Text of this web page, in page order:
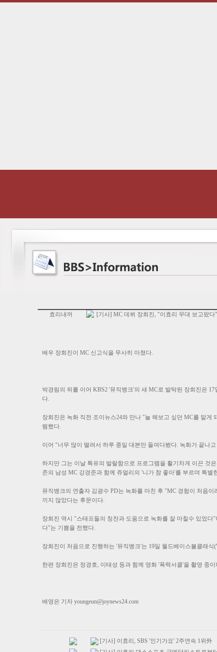
효리내꺼 [기사] MC 데뷔 장희진, "이효리 무대 보고팠다
배우 장희진이 MC 신고식을 무사히 마쳤다.
박경림의 뒤를 이어 KBS2 '뮤직뱅크'의 새 MC로 발탁된 장희진은
다.
장희진은 녹화 직전 조이뉴스24와 만나 "늘 해보고 싶던 MC를 맡
띔했다.
이어 "너무 많이 떨려서 하루 종일 대본만 들여다봤다. 녹화가 끝나
하지만 그는 이날 특유의 발랄함으로 프로그램을 활기차게 이끈 것
존의 남성 MC 강경준과 함께 쥬얼리의 '니가 참 좋아'를 부르며 특별
뮤직뱅크의 연출자 김광수 PD는 녹화를 마친 후 "MC 경험이 처음
끼지 않았다는 후문이다.
장희진 역시 "스태프들의 칭찬과 도움으로 녹화를 잘 마칠수 있었
다"는 기쁨을 전했다.
장희진이 처음으로 진행하는 '뮤직뱅크'는 19일 월드베이스볼클래
한편 장희진은 정경호, 이태성 등과 함께 영화 '폭력서클'을 촬영 중
배영은 기자youngeun@joynews24.com
[기사] 이효리, SBS '인기가요' 2주연속 1위外